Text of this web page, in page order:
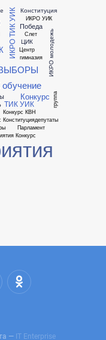
ИКРО ТИК УИК ИКРО УИК
ИКРО молодежь
Конкурс
Конкурс КВН
Конституция
Конституция
Конкурс
Парламент
Победа
Слет
ТИК УИК
ЦИК
Центр
гимназия
группа
депутаты
— IT Enterprise